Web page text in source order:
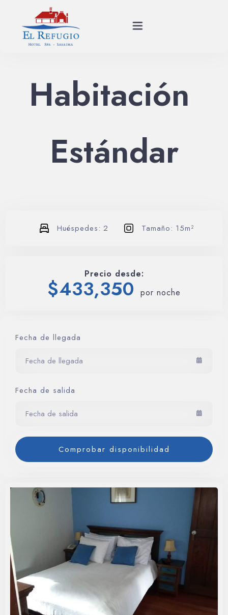
Planes
Habitaciones
Restaurante
Reservar ahora
Estándar
Huéspedes: 2 Tamaño: 15m²
Precio desde:
$433,350 por noche
Fecha de llegada
Fecha de salida